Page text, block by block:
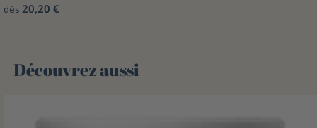
dès 20,20 €
Découvrez aussi 🌻